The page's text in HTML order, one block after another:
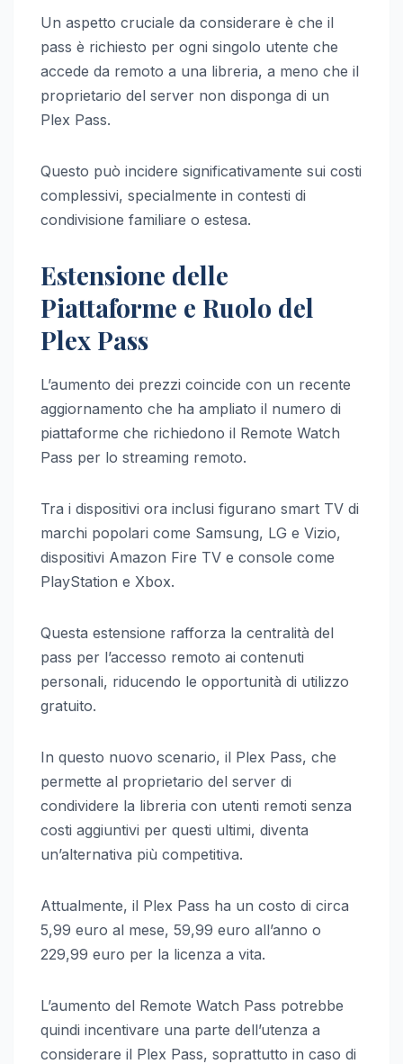
Un aspetto cruciale da considerare è che il
pass è richiesto per ogni singolo utente che
accede da remoto a una libreria, a meno che il
proprietario del server non disponga di un
Plex Pass.
Questo può incidere significativamente sui costi
complessivi, specialmente in contesti di
condivisione familiare o estesa.
Estensione delle
Piattaforme e Ruolo del
Plex Pass
L’aumento dei prezzi coincide con un recente
aggiornamento che ha ampliato il numero di
piattaforme che richiedono il Remote Watch
Pass per lo streaming remoto.
Tra i dispositivi ora inclusi figurano smart TV di
marchi popolari come Samsung, LG e Vizio,
dispositivi Amazon Fire TV e console come
PlayStation e Xbox.
Questa estensione rafforza la centralità del
pass per l’accesso remoto ai contenuti
personali, riducendo le opportunità di utilizzo
gratuito.
In questo nuovo scenario, il Plex Pass, che
permette al proprietario del server di
condividere la libreria con utenti remoti senza
costi aggiuntivi per questi ultimi, diventa
un’alternativa più competitiva.
Attualmente, il Plex Pass ha un costo di circa
5,99 euro al mese, 59,99 euro all’anno o
229,99 euro per la licenza a vita.
L’aumento del Remote Watch Pass potrebbe
quindi incentivare una parte dell’utenza a
considerare il Plex Pass, soprattutto in caso di